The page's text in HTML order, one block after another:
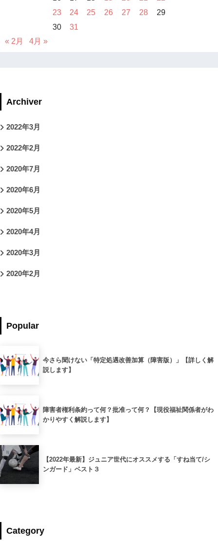
23
24 25 26 27 28
29
30
31
« 2月
4月 »
Archiver
2022年3月
2022年2月
2020年7月
2020年6月
2020年5月
2020年4月
2020年3月
2020年2月
Popular
今さら聞けない「特定処遇改善加算（障害版）」【詳しく解
説します】
障害者権利条約って何？批准って何？【現役福祉関係者がわ
かりやすく解説します】
【2022年最新】ジュニア世代にオススメする「すね当て/シ
ンガード」ベスト３
Category